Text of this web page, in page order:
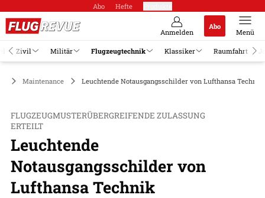
Abo Hefte
Anmelden
Abo
Menü
Zivil Militär Flugzeugtechnik Klassiker Raumfahrt
Maintenance Leuchtende Notausgangsschilder von Lufthansa Technik
FLUGZEUGMUSTERÜBERGREIFENDE ZULASSUNG
ERTEILT
Leuchtende
Notausgangsschilder von
Lufthansa Technik